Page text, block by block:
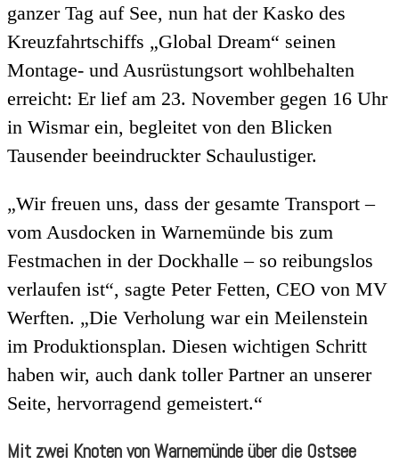
ganzer Tag auf See, nun hat der Kasko des
Kreuzfahrtschiffs „Global Dream“ seinen
Montage- und Ausrüstungsort wohlbehalten
erreicht: Er lief am 23. November gegen 16 Uhr
in Wismar ein, begleitet von den Blicken
Tausender beeindruckter Schaulustiger.
„Wir freuen uns, dass der gesamte Transport –
vom Ausdocken in Warnemünde bis zum
Festmachen in der Dockhalle – so reibungslos
verlaufen ist“, sagte Peter Fetten, CEO von MV
Werften. „Die Verholung war ein Meilenstein
im Produktionsplan. Diesen wichtigen Schritt
haben wir, auch dank toller Partner an unserer
Seite, hervorragend gemeistert.“
Mit zwei Knoten von Warnemünde über die Ostsee